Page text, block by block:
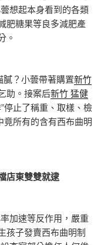
想起本身看到的各類
肥糖果等良多減肥產
。
？小蕓帶著購置新竹
助。接案后新竹 猛健
停止了稱重、取樣、檢
竟所有的含有西布曲明
東雙雙就逮
加速等反作用，嚴重
孩子發賣西布曲明制